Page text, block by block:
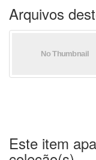
Arquivos
Este item